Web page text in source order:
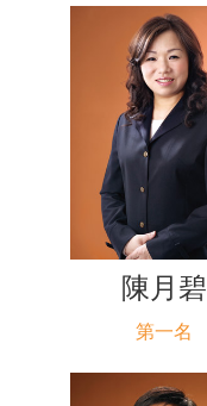
陳月碧
第一名